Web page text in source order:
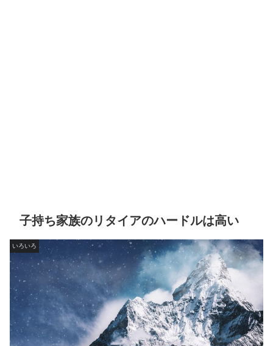
子持ち家族のリタイアのハードルは高い
いろいろ